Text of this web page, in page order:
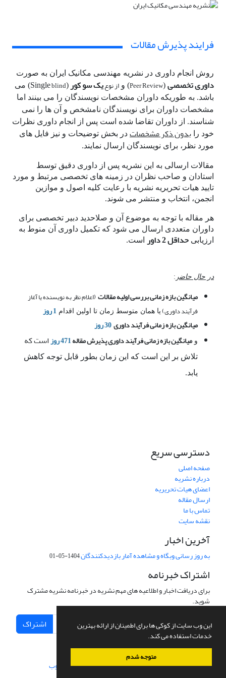
این وب سایت از کوکی ها برای اطمینان از ارائه بهترین
خدمات استفاده می کند.
متوجه شدم
فرایند پذیرش مقالات
روش انجام داوری در نشریه مهندسی مکانیک ایران به صورت
داوری تخصصی (
Peer Review) و از نوعیک سو کور(Single
blind
) می
باشد. به طوریکه داوران مشخصات نویسندگان را می بینند اما
مشخصات داوران برای نویسندگان نامشخص و آن ها را نمی
شناسند. از داوران تقاضا شده است پس از انجام داوری نظرات
خود را بدون ذکر مشخصات در بخش توضیحات و نیز فایل های
مورد نظر، برای نویسندگان ارسال نمایند.
مقالات ارسالی به این نشریه پس از داوری دقیق توسط
استادان و صاحب نظران در زمینه های تخصصی مرتبط و مورد
تایید هیات تحریریه نشریه با رعایت کلیه اصول و موازین
انجمن، انتخاب و منتشر می شوند.
هر مقاله با توجه به موضوع آن و صلاحدید دبیر تخصصی برای
داوران متعددی ارسال می شود که تکمیل داوری آن منوط به
ارزیابی حداقل2داور است.
در حال حاضر:
میانگین بازه زمانی بررسی اولیه مقالات(اعلام نظر به نویسنده یا آغاز
فرآیند داوری) یا همان متوسط زمان تا اولین اقدام 1 روز
میانگین بازه زمانی فرآیند داوری30 روز
ومیانگین بازه زمانی فرآیند داوری پذیرش مقاله471 روز است که
تلاش بر این است که این زمان بطور قابل توجه کاهش
یابد.
دسترسی سریع
صفحه اصلی
درباره نشریه
اعضای هیات تحریریه
ارسال مقاله
تماس با ما
نقشه سایت
آخرین اخبار
به روز رسانی وبگاه و مشاهده آمار بازدیدکنندگان1404-05-01
اشتراک خبرنامه
برای دریافت اخبار و اطلاعیه های مهم نشریه در خبرنامه نشریه مشترک
شوید.
اشتراک
سامانه مدیریت نشریات علمی.طراحی و پیاده سازی از سیناوب